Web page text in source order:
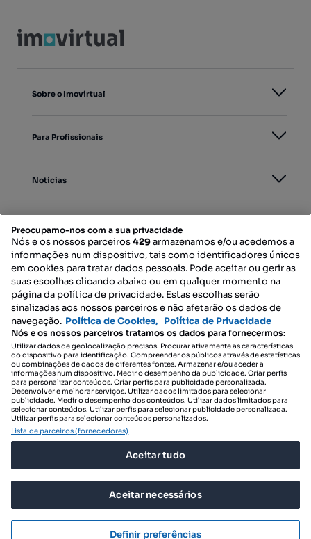
Sobre o Imovirtual
Para Profissionais
Notícias
Mapa do Site
Contacte-nos
SIGA-NOS:
DESCARREGAR NA:
© 2026 Imovirtual.com, OLX Portugal, S.A.
TERMOS DE UTILIZAÇÃO
POLÍTICA DE PRIVACIDADE
Preocupamo-nos com a sua privacidade
Nós e os nossos parceiros429armazenamos e/ou acedemos a
informações num dispositivo, tais como identificadores únicos
em cookies para tratar dados pessoais. Pode aceitar ou gerir as
suas escolhas clicando abaixo ou em qualquer momento na
página da política de privacidade. Estas escolhas serão
sinalizadas aos nossos parceiros e não afetarão os dados de
navegação. Política de Cookies, Política de Privacidade
Nós e os nossos parceiros tratamos os dados para fornecermos:
Utilizar dados de geolocalização precisos. Procurar ativamente as características
do dispositivo para identificação. Compreender os públicos através de estatísticas
ou combinações de dados de diferentes fontes. Armazenar e/ou aceder a
informações num dispositivo. Medir o desempenho da publicidade. Criar perfis
para personalizar conteúdos. Criar perfis para publicidade personalizada.
Desenvolver e melhorar serviços. Utilizar dados limitados para selecionar
publicidade. Medir o desempenho dos conteúdos. Utilizar dados limitados para
selecionar conteúdos. Utilizar perfis para selecionar publicidade personalizada.
Utilizar perfis para selecionar conteúdos personalizados.
Lista de parceiros (fornecedores)
Aceitar tudo
Aceitar necessários
Definir preferências